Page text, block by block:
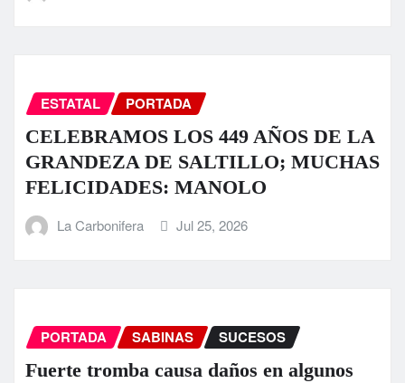
ESTATAL PORTADA
CELEBRAMOS LOS 449 AÑOS DE LA
GRANDEZA DE SALTILLO; MUCHAS
FELICIDADES: MANOLO
La Carbonifera Jul 25, 2026
PORTADA SABINAS SUCESOS
Fuerte tromba causa daños en algunos